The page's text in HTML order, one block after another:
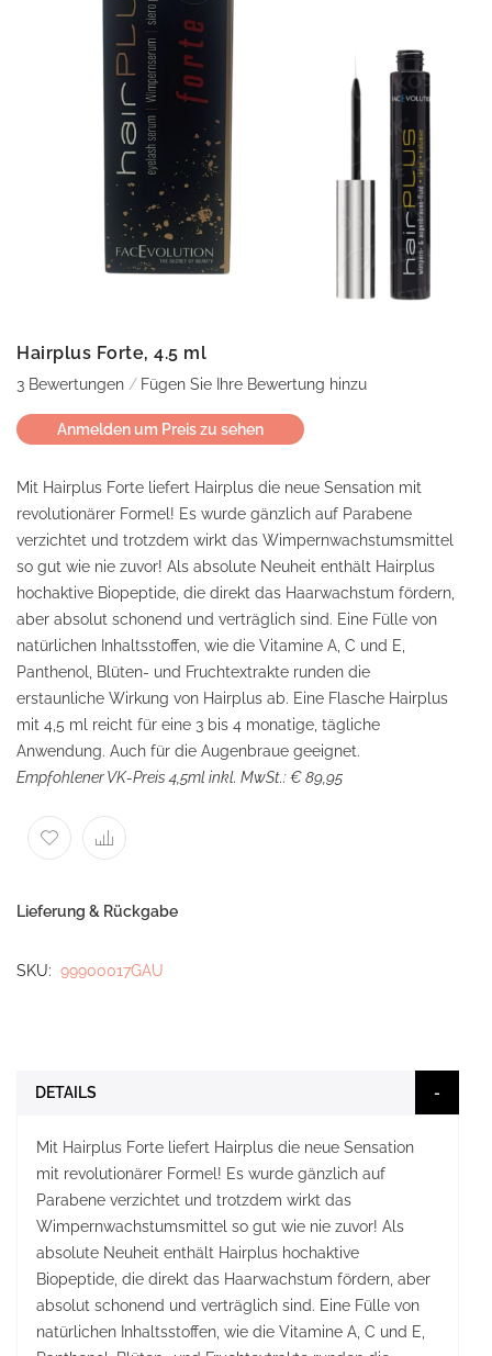
Hairplus Forte, 4.5 ml
3 Bewertungen Fügen Sie Ihre Bewertung hinzu
Anmelden um Preis zu sehen
Mit Hairplus Forte liefert Hairplus die neue Sensation mit
revolutionärer Formel! Es wurde gänzlich auf Parabene
verzichtet und trotzdem wirkt das Wimpernwachstumsmittel
so gut wie nie zuvor! Als absolute Neuheit enthält Hairplus
hochaktive Biopeptide, die direkt das Haarwachstum fördern,
aber absolut schonend und verträglich sind. Eine Fülle von
natürlichen Inhaltsstoffen, wie die Vitamine A, C und E,
Panthenol, Blüten- und Fruchtextrakte runden die
erstaunliche Wirkung von Hairplus ab. Eine Flasche Hairplus
mit 4,5 ml reicht für eine 3 bis 4 monatige, tägliche
Anwendung. Auch für die Augenbraue geeignet.
Empfohlener VK-Preis 4,5ml inkl. MwSt.: € 89,95
Lieferung & Rückgabe
SKU 99900017GAU
DETAILS
Mit Hairplus Forte liefert Hairplus die neue Sensation
mit revolutionärer Formel! Es wurde gänzlich auf
Parabene verzichtet und trotzdem wirkt das
Wimpernwachstumsmittel so gut wie nie zuvor! Als
absolute Neuheit enthält Hairplus hochaktive
Biopeptide, die direkt das Haarwachstum fördern, aber
absolut schonend und verträglich sind. Eine Fülle von
natürlichen Inhaltsstoffen, wie die Vitamine A, C und E,